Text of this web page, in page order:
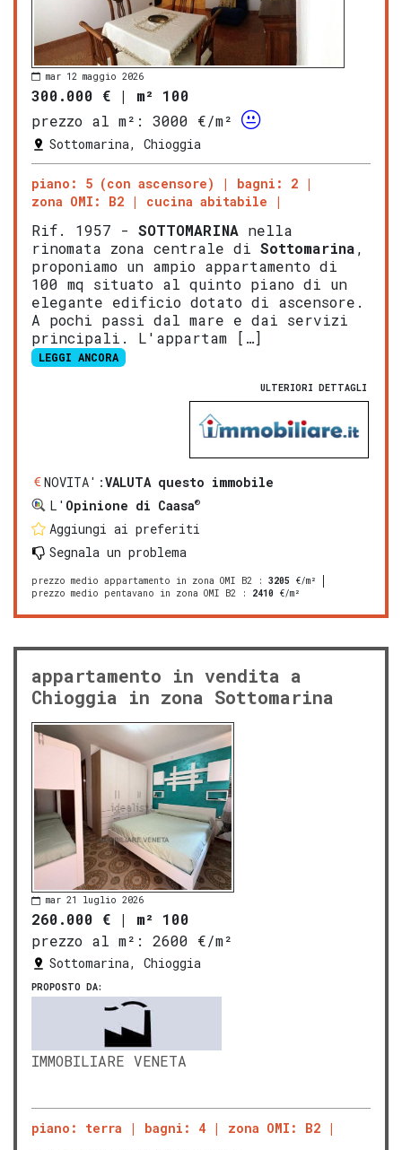
mar 12 maggio 2026
300.000 € | m² 100
prezzo al m²:
3000 €/m²
Sottomarina, Chioggia
piano: 5 (con ascensore)
bagni: 2
zona OMI: B2
cucina abitabile
Rif. 1957 - SOTTOMARINA nella
rinomata zona centrale di Sottomarina,
proponiamo un ampio appartamento di
100 mq situato al quinto piano di un
elegante edificio dotato di ascensore.
A pochi passi dal mare e dai servizi
principali. L'appartam […]
LEGGI ANCORA
ULTERIORI DETTAGLI
NOVITA':VALUTA questo immobile
L' Opinione di Caasa®
Aggiungi ai preferiti
Segnala un problema
prezzo medio appartamento in zona OMI B2 : 3205 €/m²
prezzo medio pentavano in zona OMI B2 : 2410 €/m²
appartamento in vendita a
Chioggia in zona Sottomarina
mar 21 luglio 2026
260.000 € | m² 100
prezzo al m²:
2600 €/m²
Sottomarina, Chioggia
PROPOSTO DA:
IMMOBILIARE VENETA
piano: terra bagni: 4 zona OMI: B2